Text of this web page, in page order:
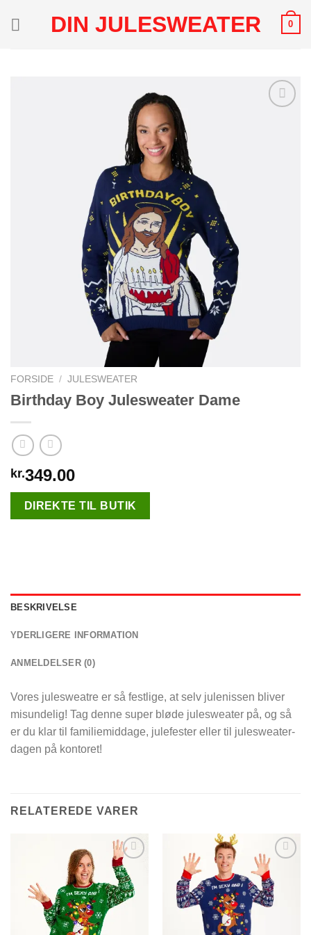
DIN JULESWEATER 0
FORSIDE / JULESWEATER
Birthday Boy Julesweater Dame
kr.349.00
DIREKTE TIL BUTIK
BESKRIVELSE
YDERLIGERE INFORMATION
ANMELDELSER (0)
Vores julesweatre er så festlige, at selv julenissen bliver
misundelig! Tag denne super bløde julesweater på, og så
er du klar til familiemiddage, julefester eller til julesweater-
dagen på kontoret!
RELATEREDE VARER
Add to
Wishlist
Add to
Wishlist